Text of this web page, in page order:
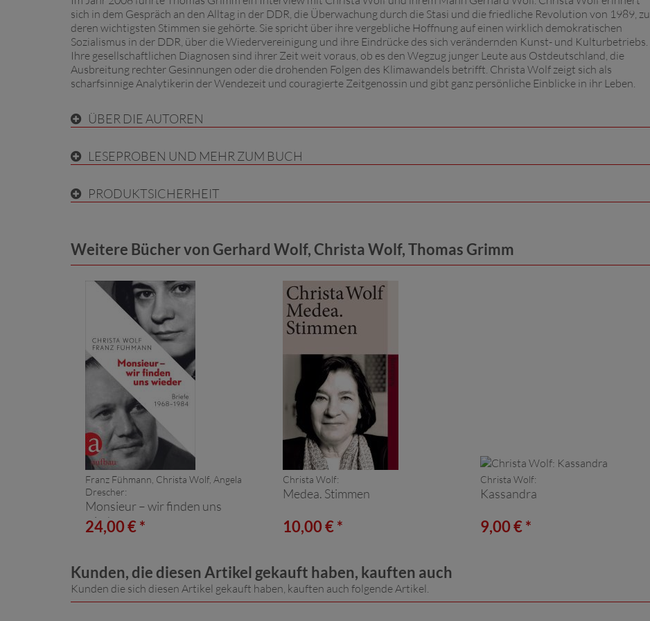
sich in dem Gespräch an den Alltag in der DDR, die Überwachung durch die Stasi und die friedliche Revolution von 1989, zu
deren wichtigsten Stimmen sie gehörte. Sie spricht über ihre vergebliche Hoffnung auf einen wirklich demokratischen
Sozialismus in der DDR, über die Wiedervereinigung und ihre Eindrücke des sich verändernden Kunst- und Kulturbetriebs.
Ihre gesellschaftlichen Diagnosen sind ihrer Zeit weit voraus, ob es den Wegzug junger Leute aus Ostdeutschland, die
Ausbreitung rechter Gesinnungen oder die drohenden Folgen des Klimawandels betrifft. Christa Wolf zeigt sich als
scharfsinnige Analytikerin der Wendezeit und couragierte Zeitgenossin und gibt ganz persönliche Einblicke in ihr Leben.
ÜBER DIE AUTOREN
LESEPROBEN UND MEHR ZUM BUCH
PRODUKTSICHERHEIT
Weitere Bücher von Gerhard Wolf, Christa Wolf, Thomas Grimm
Franz Fühmann, Christa Wolf, Angela
Drescher:
Monsieur – wir finden uns
wieder
24,00 € *
Christa Wolf:
Medea. Stimmen
10,00 € *
Christa Wolf:
Kassandra
9,00 € *
Kunden, die diesen Artikel gekauft haben, kauften auch
Kunden die sich diesen Artikel gekauft haben, kauften auch folgende Artikel.